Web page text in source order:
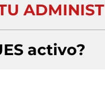
activo?